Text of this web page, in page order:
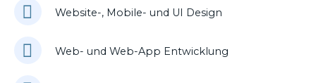
Website-, Mobile- und UI Design
Web- und Web-App Entwicklung